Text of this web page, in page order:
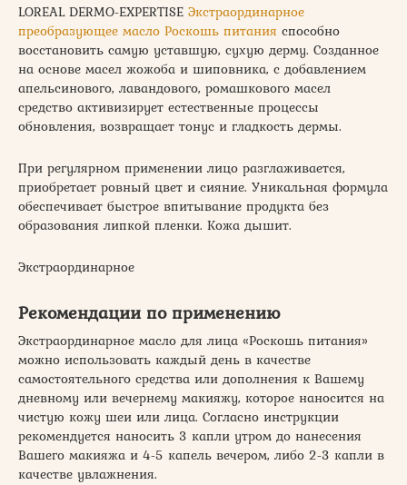
LOREAL DERMO-EXPERTISE Экстраординарное
преобразующее масло Роскошь питания способно
восстановить самую уставшую, сухую дерму. Созданное
на основе масел жожоба и шиповника, с добавлением
апельсинового, лавандового, ромашкового масел
средство активизирует естественные процессы
обновления, возвращает тонус и гладкость дермы.
При регулярном применении лицо разглаживается,
приобретает ровный цвет и сияние. Уникальная формула
обеспечивает быстрое впитывание продукта без
образования липкой пленки. Кожа дышит.
Экстраординарное
Рекомендации по применению
Экстраординарное масло для лица «Роскошь питания»
можно использовать каждый день в качестве
самостоятельного средства или дополнения к Вашему
дневному или вечернему макияжу, которое наносится на
чистую кожу шеи или лица. Согласно инструкции
рекомендуется наносить 3 капли утром до нанесения
Вашего макияжа и 4-5 капель вечером, либо 2-3 капли в
качестве увлажнения.